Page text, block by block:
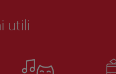
utili